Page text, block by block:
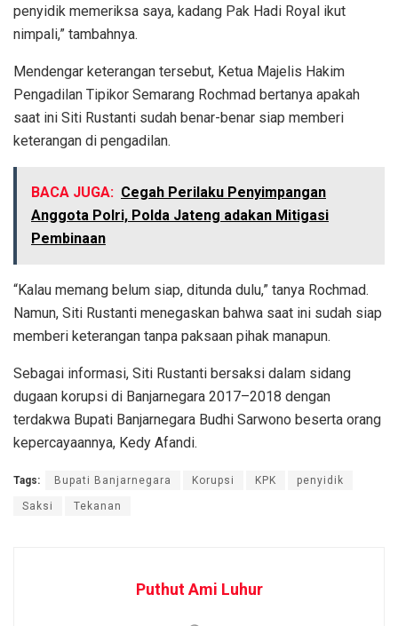
penyidik memeriksa saya, kadang Pak Hadi Royal ikut
nimpali,” tambahnya.
Mendengar keterangan tersebut, Ketua Majelis Hakim
Pengadilan Tipikor Semarang Rochmad bertanya apakah
saat ini Siti Rustanti sudah benar-benar siap memberi
keterangan di pengadilan.
BACA JUGA: Cegah Perilaku Penyimpangan
Anggota Polri, Polda Jateng adakan Mitigasi
Pembinaan
“Kalau memang belum siap, ditunda dulu,” tanya Rochmad.
Namun, Siti Rustanti menegaskan bahwa saat ini sudah siap
memberi keterangan tanpa paksaan pihak manapun.
Sebagai informasi, Siti Rustanti bersaksi dalam sidang
dugaan korupsi di Banjarnegara 2017–2018 dengan
terdakwa Bupati Banjarnegara Budhi Sarwono beserta orang
kepercayaannya, Kedy Afandi.
Tags: Bupati Banjarnegara Korupsi KPK penyidik
Saksi Tekanan
Puthut Ami Luhur